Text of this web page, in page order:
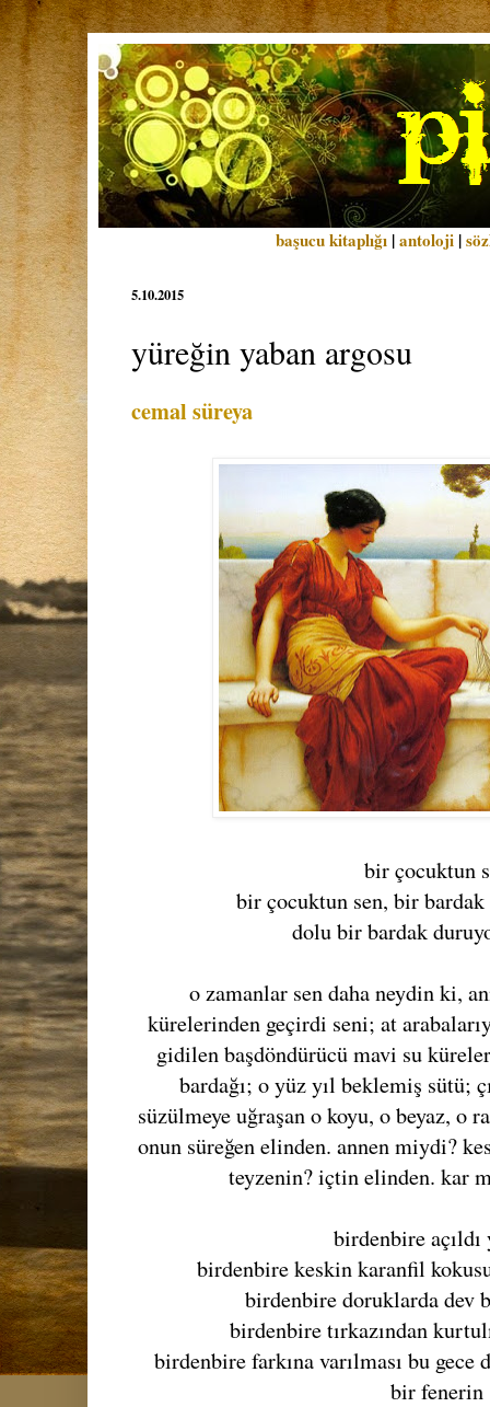
başucu kitaplığı |antoloji |
5.10.2015
yüreğin yaban argosu
cemal süreya
bir çocuktun
bir çocuktun sen, bir
dolu bir bardak
o zamanlar sen daha neydin ki,
kürelerinden geçirdi seni; at
gidilen başdöndürücü mavi su
bardağı; o yüz yıl beklemiş sütü;
süzülmeye uğraşan o koyu, o beyaz, o
onun süreğen elinden. annen miydi?
teyzenin? içtin elinden. kar
birdenbire açıldı
birdenbire keskin karanfil
birdenbire doruklarda dev
birdenbire tırkazından
birdenbire farkına varılması bu
bir fenerin